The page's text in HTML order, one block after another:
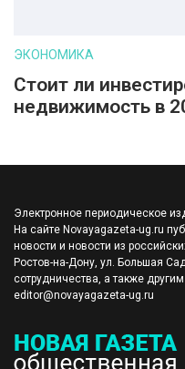
ЭКОНОМИКА
Стоит ли
недвижимость в
Электронное периодическое
На сайте Novayagazeta-ug.ru
новости и новости из
Ростов-на-Дону, ул. Большая
сотрудничества, а также
editor@novayagazeta-ug.ru